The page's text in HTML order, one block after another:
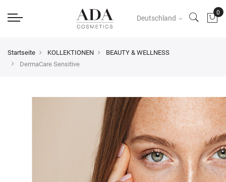
Deutschland
Startseite KOLLEKTIONEN
BEAUTY & WELLNESS
DermaCare Sensitive